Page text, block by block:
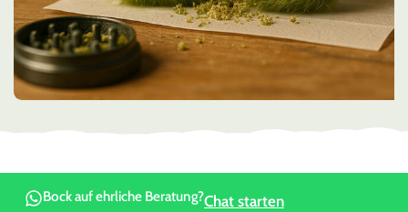
Bock auf ehrliche Beratung?Chat starten